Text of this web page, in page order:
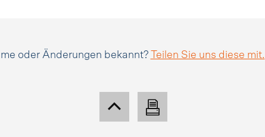
oder Änderungen bekannt? Teilen Sie uns diese mit.